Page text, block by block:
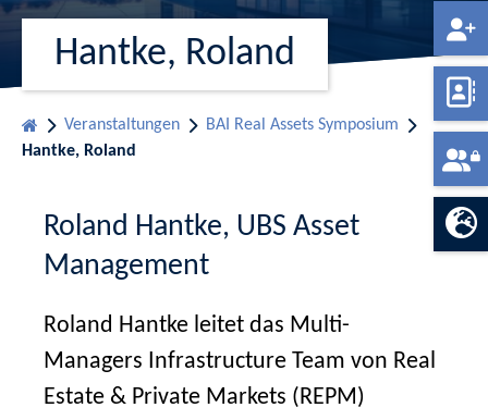
Hantke, Roland
Veranstaltungen
BAI Real Assets Symposium
Hantke, Roland
Roland Hantke, UBS Asset
Management
Roland Hantke leitet das Multi-
Managers Infrastructure Team von Real
Estate & Private Markets (REPM)